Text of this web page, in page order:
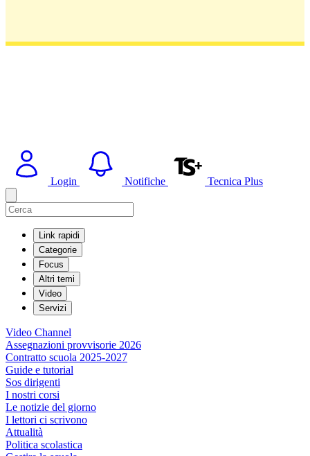
Login Notifiche Tecnica Plus
Link rapidi
Categorie
Focus
Altri temi
Video
Servizi
Video Channel
Assegnazioni provvisorie 2026
Contratto scuola 2025-2027
Guide e tutorial
Sos dirigenti
I nostri corsi
Le notizie del giorno
I lettori ci scrivono
Attualità
Politica scolastica